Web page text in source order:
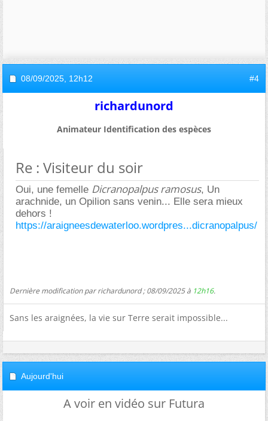
08/09/2025, 12h12 #4
richardunord
Animateur Identification des espèces
Re : Visiteur du soir
Oui, une femelle Dicranopalpus ramosus, Un
arachnide, un Opilion sans venin... Elle sera mieux
dehors !
https://araigneesdewaterloo.wordpres...dicranopalpus/
Dernière modification par richardunord ; 08/09/2025 à 12h16.
Sans les araignées, la vie sur Terre serait impossible...
Aujourd'hui
A voir en vidéo sur Futura